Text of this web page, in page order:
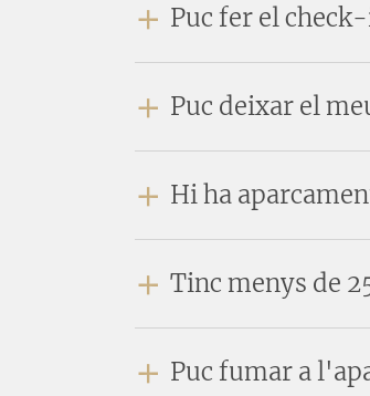
Puc fer el
Puc deixar el
Hi ha
Tinc menys de
Puc fumar a